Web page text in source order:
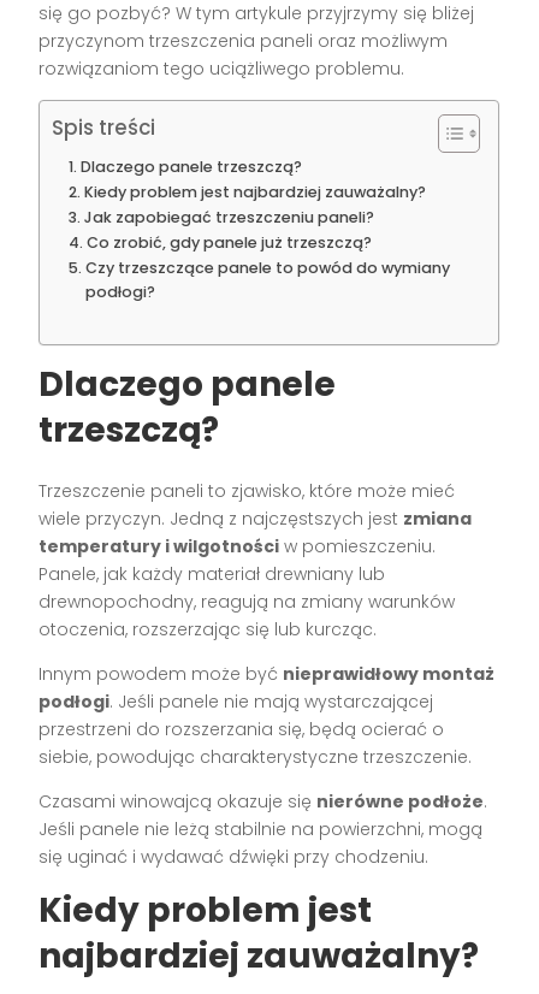
się go pozbyć? W tym artykule przyjrzymy się bliżej
przyczynom trzeszczenia paneli oraz możliwym
rozwiązaniom tego uciążliwego problemu.
Spis treści
Dlaczego panele trzeszczą?
Kiedy problem jest najbardziej zauważalny?
Jak zapobiegać trzeszczeniu paneli?
Co zrobić, gdy panele już trzeszczą?
Czy trzeszczące panele to powód do wymiany
podłogi?
Dlaczego panele
trzeszczą?
Trzeszczenie paneli to zjawisko, które może mieć
wiele przyczyn. Jedną z najczęstszych jest zmiana
temperatury i wilgotności w pomieszczeniu.
Panele, jak każdy materiał drewniany lub
drewnopochodny, reagują na zmiany warunków
otoczenia, rozszerzając się lub kurcząc.
Innym powodem może być nieprawidłowy montaż
podłogi. Jeśli panele nie mają wystarczającej
przestrzeni do rozszerzania się, będą ocierać o
siebie, powodując charakterystyczne trzeszczenie.
Czasami winowajcą okazuje się nierówne podłoże.
Jeśli panele nie leżą stabilnie na powierzchni, mogą
się uginać i wydawać dźwięki przy chodzeniu.
Kiedy problem jest
najbardziej zauważalny?